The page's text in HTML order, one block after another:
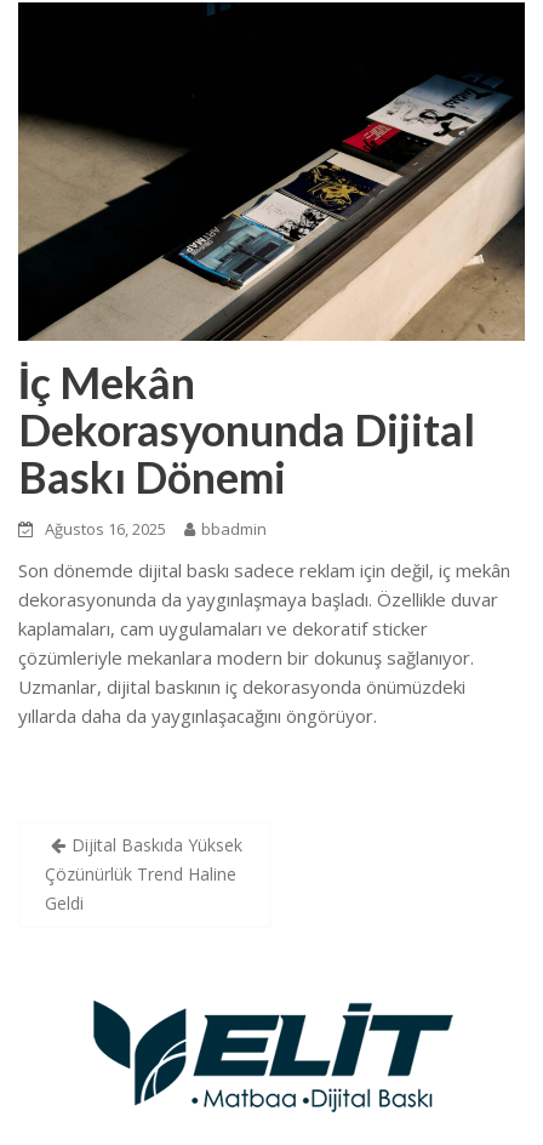
İç Mekân
Dekorasyonunda Dijital
Baskı Dönemi
Ağustos 16, 2025 bbadmin
Son dönemde dijital baskı sadece reklam için değil, iç mekân
dekorasyonunda da yaygınlaşmaya başladı. Özellikle duvar
kaplamaları, cam uygulamaları ve dekoratif sticker
çözümleriyle mekanlara modern bir dokunuş sağlanıyor.
Uzmanlar, dijital baskının iç dekorasyonda önümüzdeki
yıllarda daha da yaygınlaşacağını öngörüyor.
Yazı
gezinmesi
Dijital Baskıda Yüksek
Çözünürlük Trend Haline
Geldi